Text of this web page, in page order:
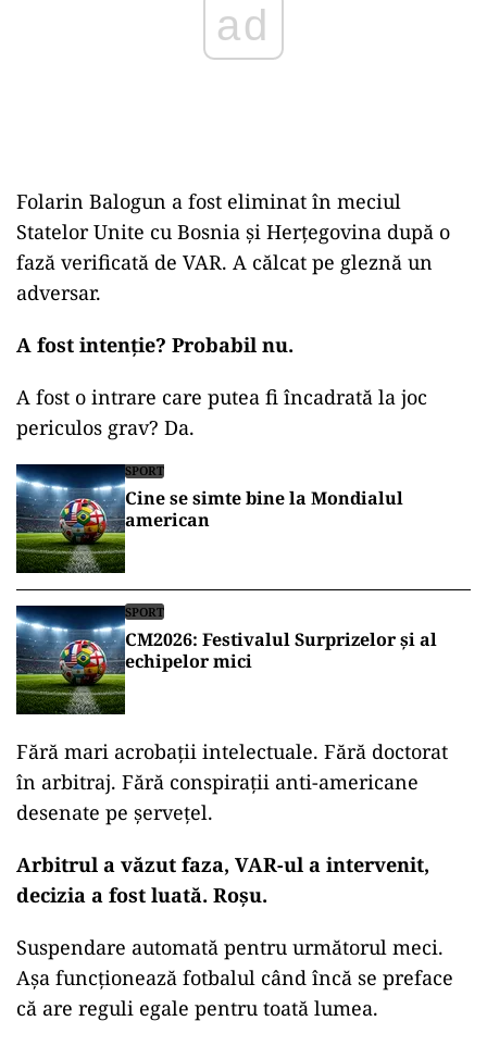
ad
Folarin Balogun a fost eliminat în meciul
Statelor Unite cu Bosnia și Herțegovina după o
fază verificată de VAR. A călcat pe gleznă un
adversar.
A fost intenție? Probabil nu.
A fost o intrare care putea fi încadrată la joc
periculos grav? Da.
SPORT
Cine se simte bine la Mondialul
american
SPORT
CM2026: Festivalul Surprizelor și al
echipelor mici
Fără mari acrobații intelectuale. Fără doctorat
în arbitraj. Fără conspirații anti-americane
desenate pe șervețel.
Arbitrul a văzut faza, VAR-ul a intervenit,
decizia a fost luată. Roșu.
Suspendare automată pentru următorul meci.
Așa funcționează fotbalul când încă se preface
că are reguli egale pentru toată lumea.